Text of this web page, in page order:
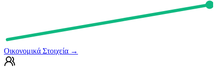
Οικονομικά Στοιχεία →